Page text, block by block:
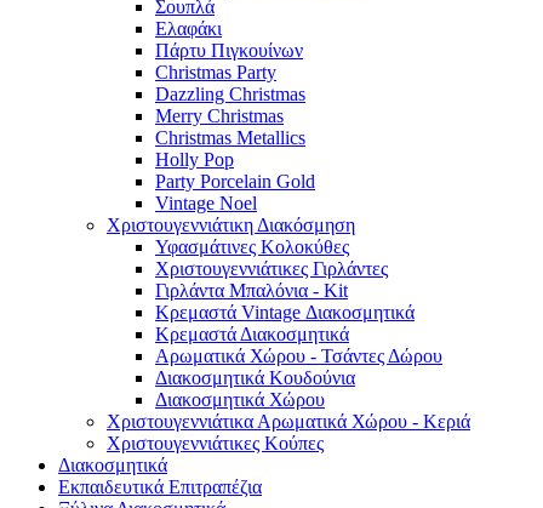
Σουπλά
Ελαφάκι
Πάρτυ Πιγκουίνων
Christmas Party
Dazzling Christmas
Merry Christmas
Christmas Metallics
Holly Pop
Party Porcelain Gold
Vintage Noel
Χριστουγεννιάτικη Διακόσμηση
Υφασμάτινες Κολοκύθες
Χριστουγεννιάτικες Γιρλάντες
Γιρλάντα Μπαλόνια - Kit
Κρεμαστά Vintage Διακοσμητικά
Κρεμαστά Διακοσμητικά
Αρωματικά Χώρου - Τσάντες Δώρου
Διακοσμητικά Κουδούνια
Διακοσμητικά Χώρου
Χριστουγεννιάτικα Αρωματικά Χώρου - Κεριά
Χριστουγεννιάτικες Κούπες
Διακοσμητικά
Εκπαιδευτικά Επιτραπέζια